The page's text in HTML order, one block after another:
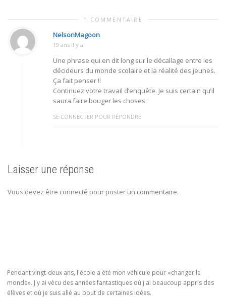
1 COMMENTAIRE
NelsonMagoon
19 ans Il y a
Une phrase qui en dit long sur le décallage entre les
décideurs du monde scolaire et la réalité des jeunes.
Ça fait penser !!
Continuez votre travail d’enquête. Je suis certain qu’il
saura faire bouger les choses.
SE CONNECTER POUR RÉPONDRE
Laisser une réponse
Vous devez être connecté pour poster un commentaire.
Pendant vingt-deux ans, l'école a été mon véhicule pour «changer le
monde». J'y ai vécu des années fantastiques où j'ai beaucoup appris des
élèves et où je suis allé au bout de certaines idées.